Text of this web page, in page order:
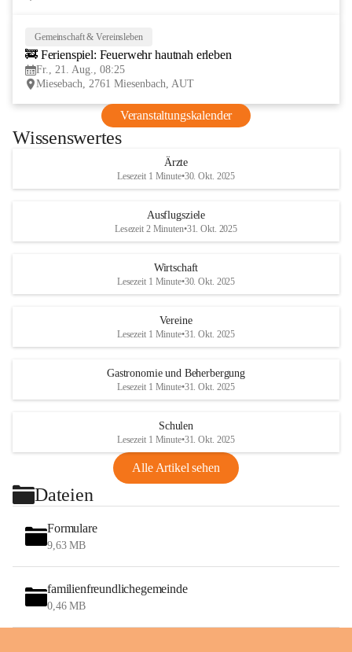
Gemeinschaft & Vereinsleben
🚒 Ferienspiel: Feuerwehr hautnah erleben
Fr., 21. Aug., 08:25
Miesebach, 2761 Miesenbach, AUT
Veranstaltungskalender
Wissenswertes
Ärzte
Lesezeit 1 Minute•30. Okt. 2025
Ausflugsziele
Lesezeit 2 Minuten•31. Okt. 2025
Wirtschaft
Lesezeit 1 Minute•30. Okt. 2025
Vereine
Lesezeit 1 Minute•31. Okt. 2025
Gastronomie und Beherbergung
Lesezeit 1 Minute•31. Okt. 2025
Schulen
Lesezeit 1 Minute•31. Okt. 2025
Alle Artikel sehen
Dateien
Formulare
9,63 MB
familienfreundlichegemeinde
0,46 MB